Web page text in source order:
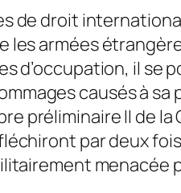
de droit
les armées
d’occupation, il se
causés à
préliminaire II de
par deux
menacée